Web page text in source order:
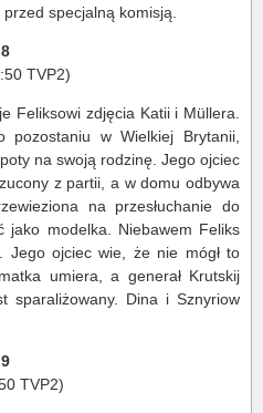
specjalną komisją.
TVP2)
Feliksowi zdjęcia Katii i Müllera.
pozostaniu w Wielkiej Brytanii,
na swoją rodzinę. Jego ojciec
z partii, a w domu odbywa
na przesłuchanie do
jako modelka. Niebawem Feliks
Jego ojciec wie, że nie mógł to
umiera, a generał Krutskij
sparaliżowany. Dina i Sznyriow
TVP2)